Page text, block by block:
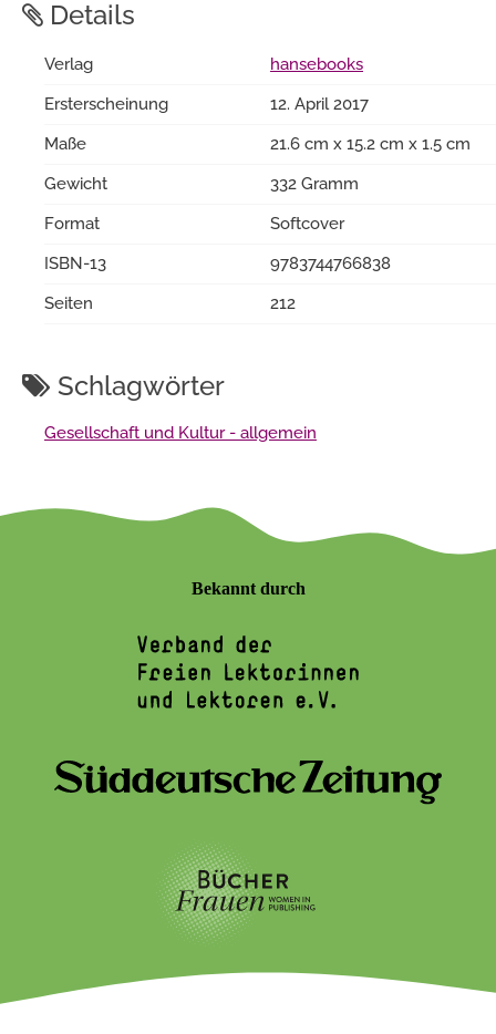
Details
Verlag
hansebooks
Ersterscheinung
12. April 2017
Maße
21.6 cm x 15.2 cm x 1.5 cm
Gewicht
332 Gramm
Format
Softcover
ISBN-13
9783744766838
Seiten
212
Schlagwörter
Gesellschaft und Kultur - allgemein
Bekannt durch